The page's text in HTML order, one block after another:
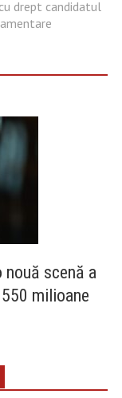
drept candidatul
scenă a
milioane